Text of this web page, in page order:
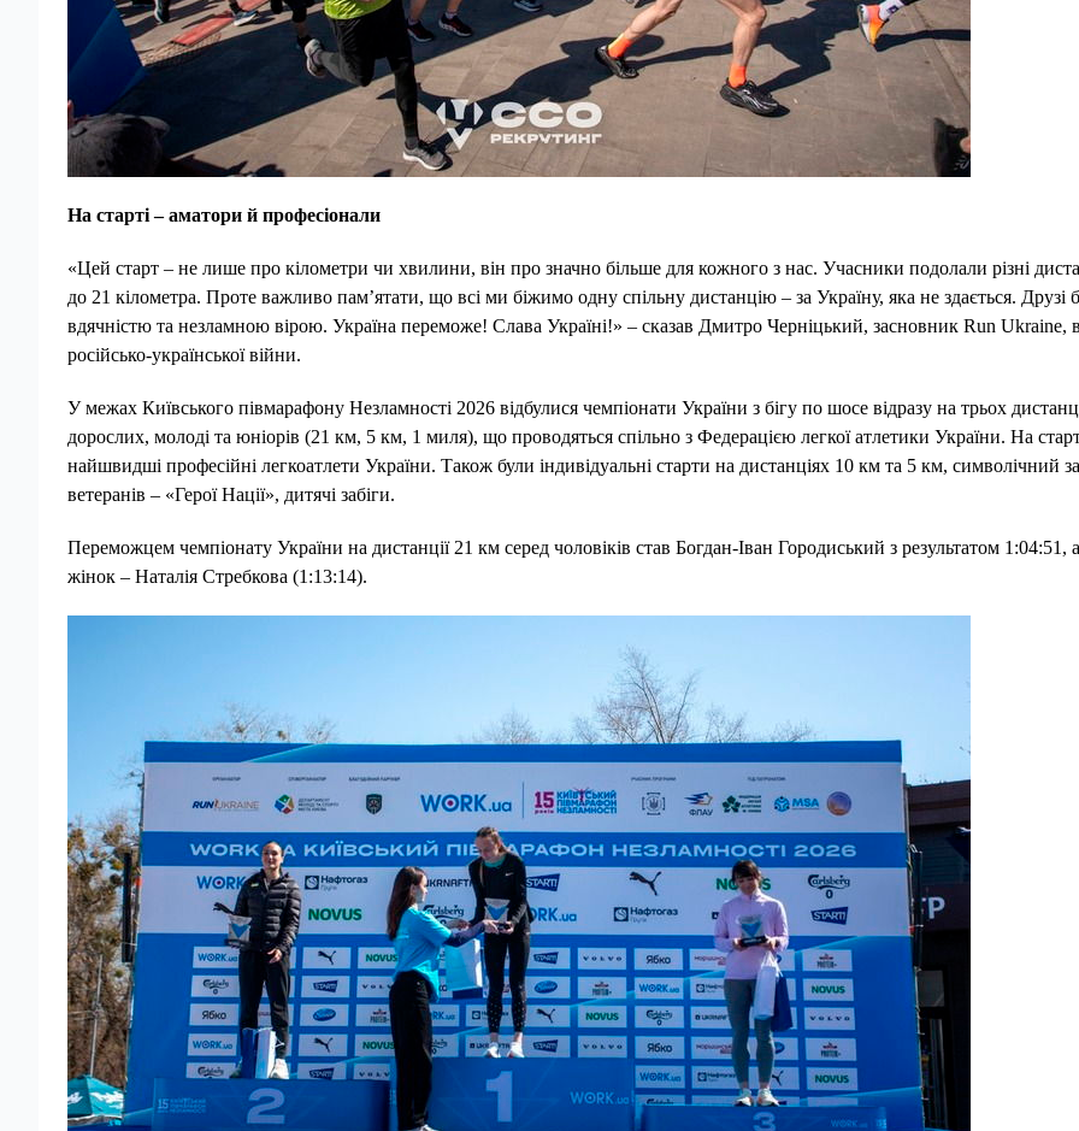
На старті – аматори й професіонали
«Цей старт – не лише про кілометри чи хвилини, він про значно більше для кожного з нас. Учасники подолали різні
до 21 кілометра. Проте важливо пам’ятати, що всі ми біжимо одну спільну дистанцію – за Україну, яка не здається. Друзі
вдячністю та незламною вірою. Україна переможе! Слава Україні!» – сказав Дмитро Черніцький, засновник Run Ukraine,
російсько-української війни.
У межах Київського півмарафону Незламності 2026 відбулися чемпіонати України з бігу по шосе відразу на трьох
дорослих, молоді та юніорів (21 км, 5 км, 1 миля), що проводяться спільно з Федерацією легкої атлетики України. На
найшвидші професійні легкоатлети України. Також були індивідуальні старти на дистанціях 10 км та 5 км, символічний
ветеранів – «Герої Нації», дитячі забіги.
Переможцем чемпіонату України на дистанції 21 км серед чоловіків став Богдан-Іван Городиський з результатом 1:04:51,
жінок – Наталія Стребкова (1:13:14).